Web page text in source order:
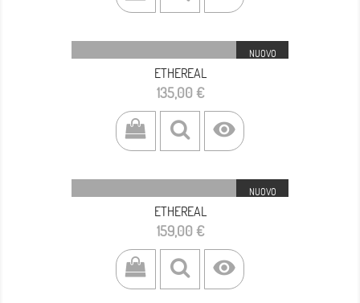
NUOVO
ETHEREAL
Prezzo
135,00 €

NUOVO
ETHEREAL
Prezzo
159,00 €
